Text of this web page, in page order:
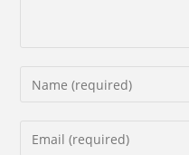
Enter
Enter